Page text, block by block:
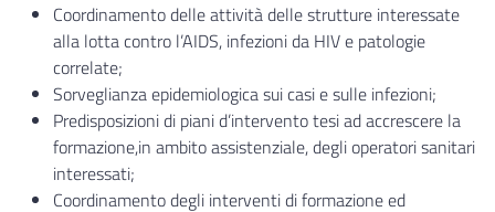
Coordinamento delle attività delle strutture interessate
alla lotta contro l’AIDS, infezioni da HIV e patologie
correlate;
Sorveglianza epidemiologica sui casi e sulle infezioni;
Predisposizioni di piani d’intervento tesi ad accrescere la
formazione,in ambito assistenziale, degli operatori sanitari
interessati;
Coordinamento degli interventi di formazione ed